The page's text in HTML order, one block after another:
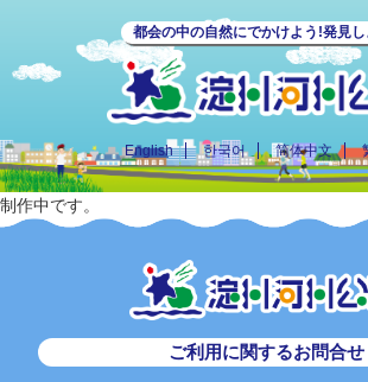
都会の中の自然にでかけよう!発見
English 한국어 简体中文
制作中です。
ご利用に関するお問合せ